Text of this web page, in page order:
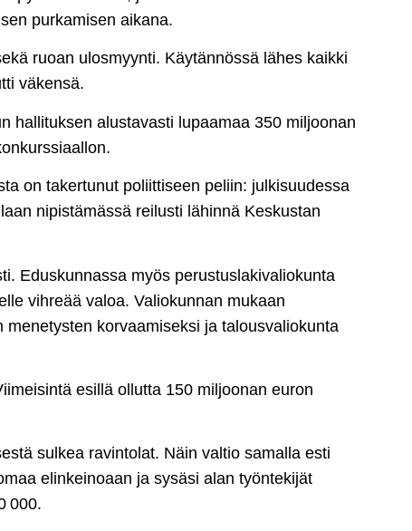
purkamisen aikana.
ruoan ulosmyynti. Käytännössä lähes kaikki
väkensä.
hallituksen alustavasti lupaamaa 350 miljoonan
on takertunut poliittiseen peliin: julkisuudessa
nipistämässä reilusti lähinnä Keskustan
Eduskunnassa myös perustuslakivaliokunta
vihreää valoa. Valiokunnan mukaan
korvaamiseksi ja talousvaliokunta
esillä ollutta 150 miljoonan euron
sulkea ravintolat. Näin valtio samalla esti
elinkeinoaan ja sysäsi alan työntekijät
000.